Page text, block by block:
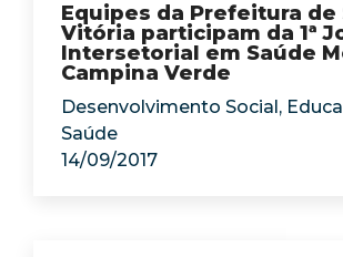
Equipes da Prefeitura de
Vitória participam da 1ª
Intersetorial em Saúde
Campina Verde
Desenvolvimento Social,
Saúde
14/09/2017